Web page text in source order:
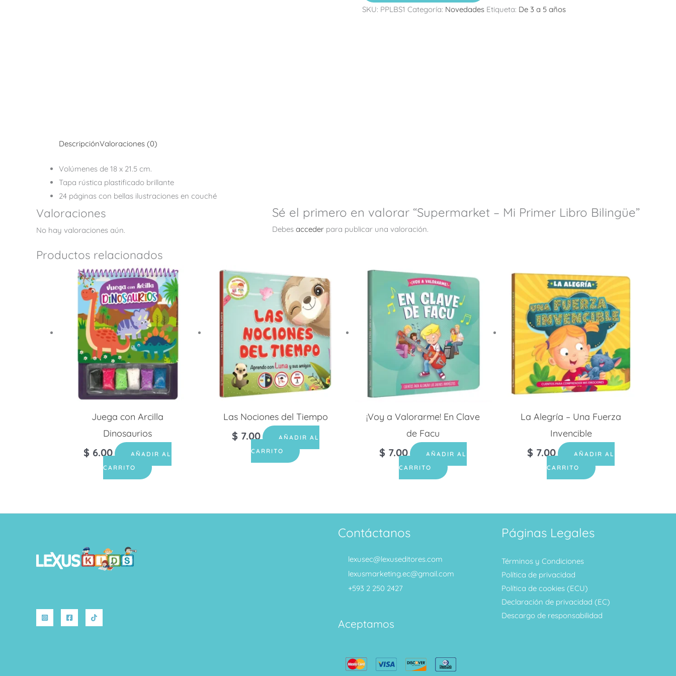
SKU: PPLBS1 Categoría: Novedades Etiqueta: De 3 a 5 años
DescripciónValoraciones (0)
Volúmenes de 18 x 21.5 cm.
Tapa rústica plastificado brillante
24 páginas con bellas ilustraciones en couché
Valoraciones
No hay valoraciones aún.
Sé el primero en valorar “Supermarket – Mi Primer Libro Bilingüe”
Debes acceder para publicar una valoración.
Productos relacionados
Juega con Arcilla
Dinosaurios
$ 6.00
AÑADIR AL
CARRITO
Las Nociones del Tiempo
$ 7.00
AÑADIR AL
CARRITO
¡Voy a Valorarme! En Clave
de Facu
$ 7.00
AÑADIR AL
CARRITO
La Alegría – Una Fuerza
Invencible
$ 7.00
AÑADIR AL
CARRITO
Contáctanos
lexusec@lexuseditores.com
lexusmarketing.ec@gmail.com
+593 2 250 2427
Aceptamos
Páginas Legales
Términos y Condiciones
Política de privacidad
Política de cookies (ECU)
Declaración de privacidad (EC)
Descargo de responsabilidad